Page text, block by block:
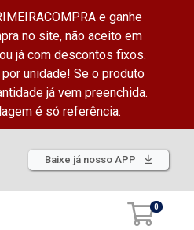
e ganhe
no site, não aceito em
já com descontos fixos.
unidade! Se o produto
já vem preenchida.
é só referência.
Baixe já nosso APP
0